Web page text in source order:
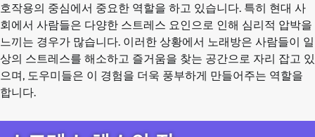
호작용의 중심에서 중요한 역할을 하고 있습니다. 특히 현대 사
회에서 사람들은 다양한 스트레스 요인으로 인해 심리적 압박을
느끼는 경우가 많습니다. 이러한 상황에서 노래방은 사람들이 일
상의 스트레스를 해소하고 즐거움을 찾는 공간으로 자리 잡고 있
으며, 도우미들은 이 경험을 더욱 풍부하게 만들어주는 역할을
합니다.